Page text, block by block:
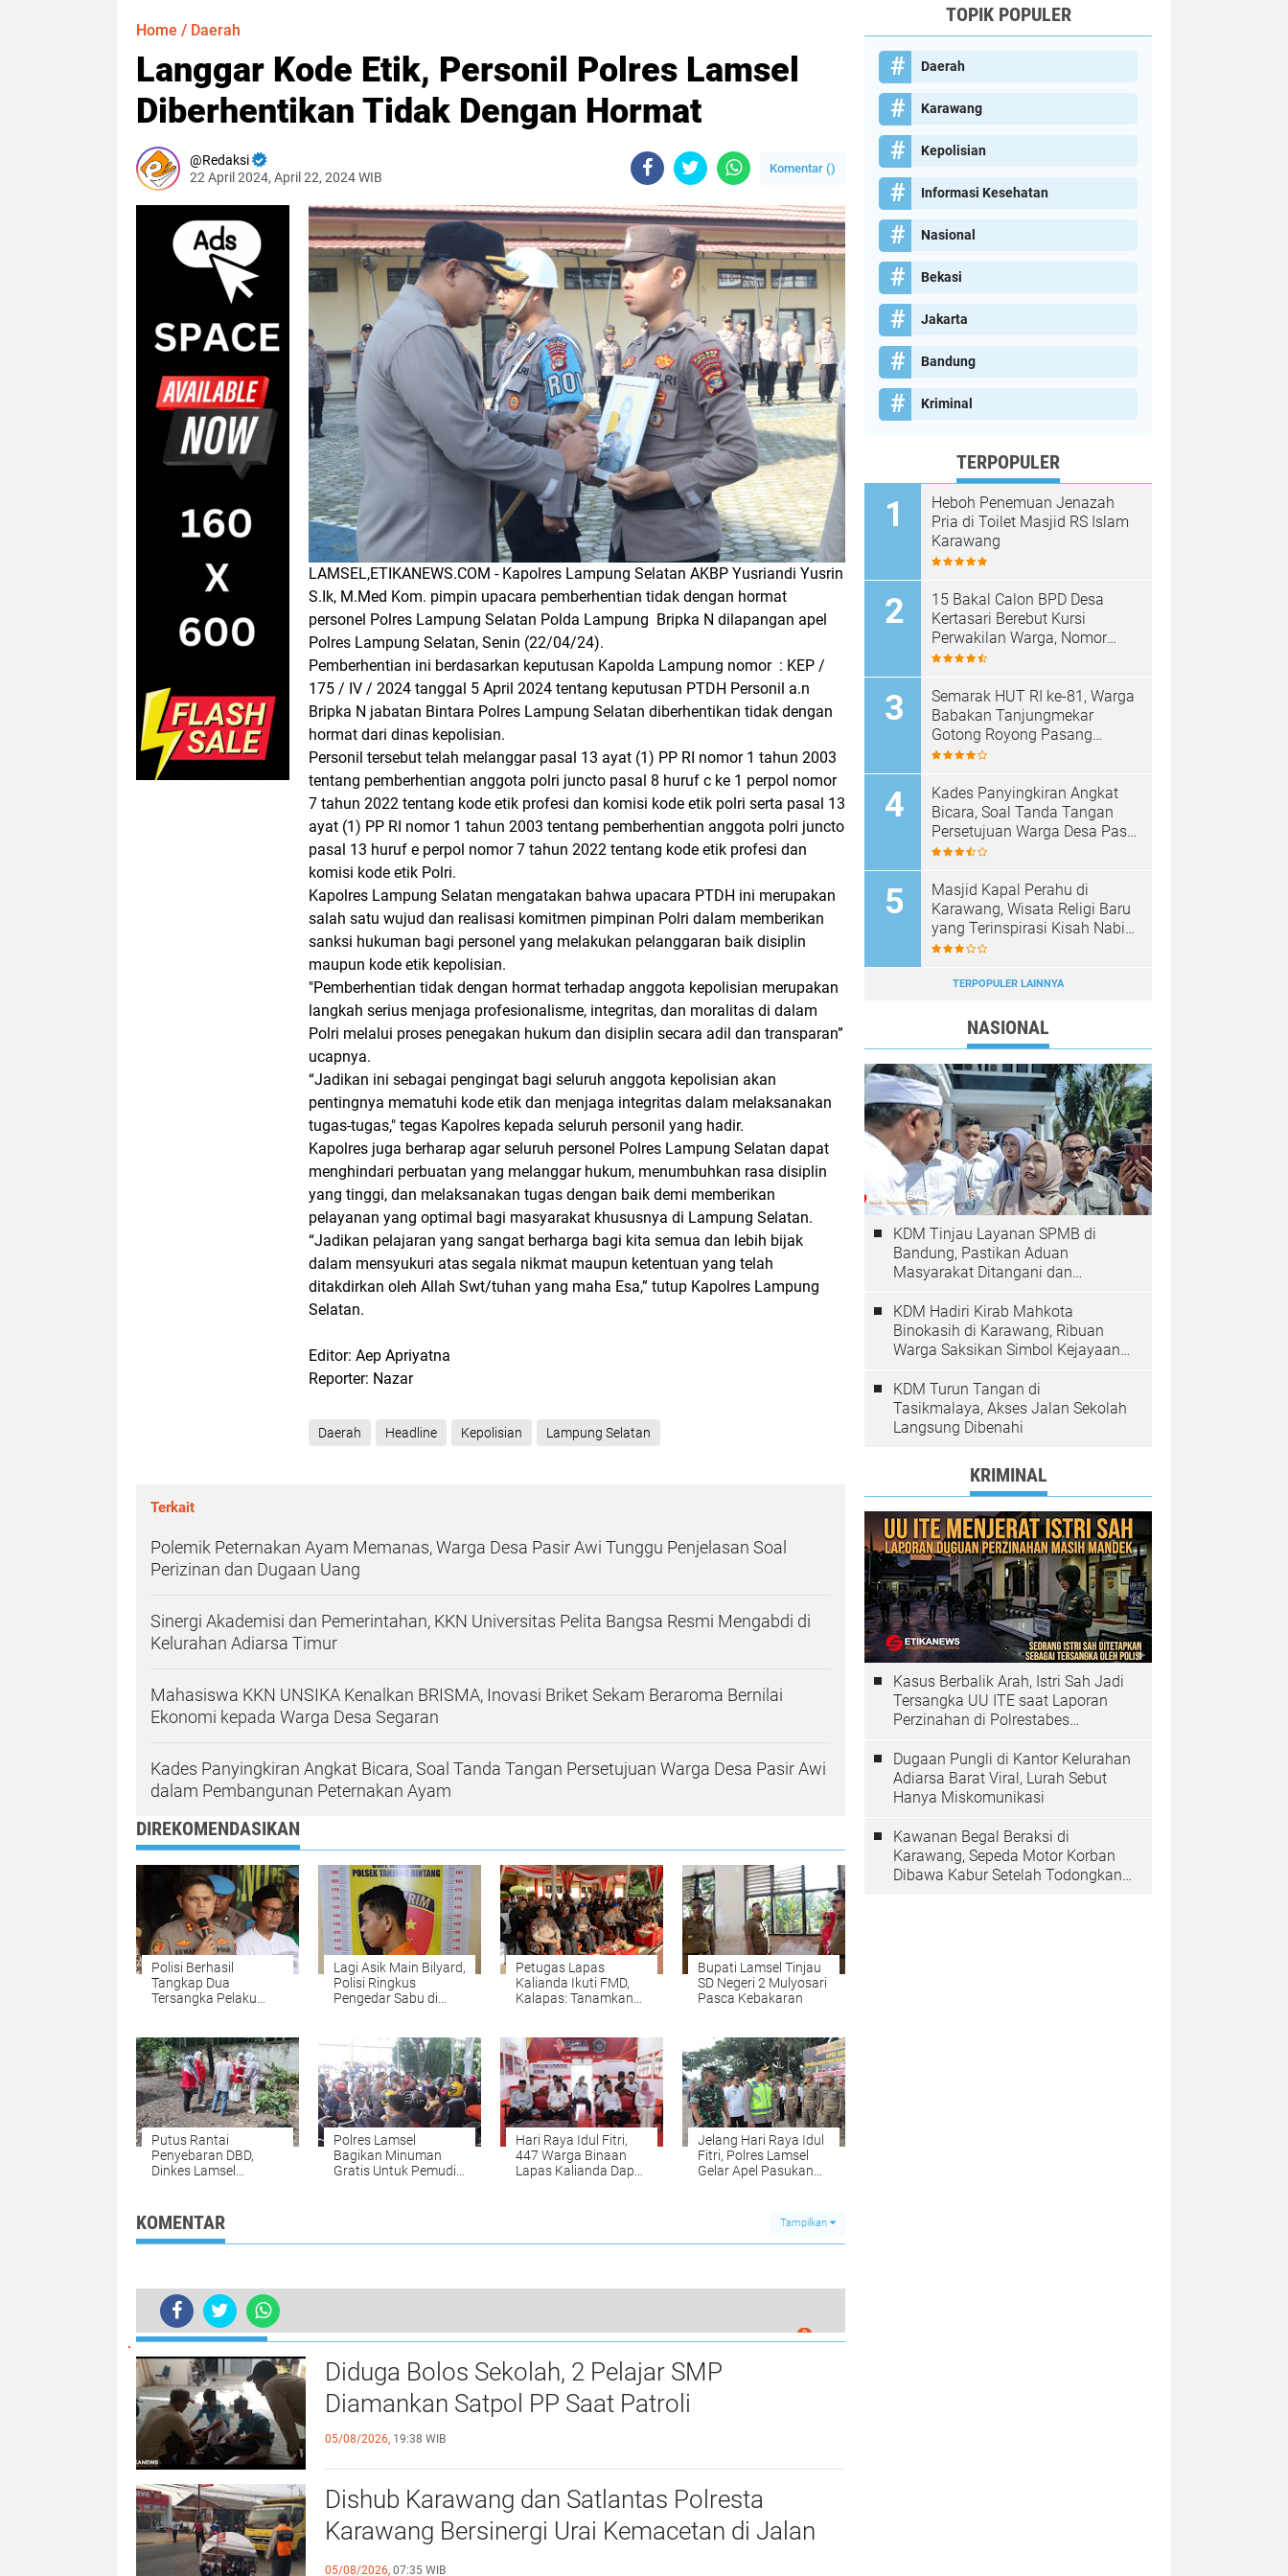
Home / Daerah
Langgar Kode Etik, Personil Polres Lamsel
Diberhentikan Tidak Dengan Hormat
Redaksi
22 April 2024, April 22, 2024 WIB
Komentar ()
LAMSEL,ETIKANEWS.COM - Kapolres Lampung Selatan AKBP Yusriandi Yusrin
S.Ik, M.Med Kom. pimpin upacara pemberhentian tidak dengan hormat
personel Polres Lampung Selatan Polda Lampung Bripka N dilapangan apel
Polres Lampung Selatan, Senin (22/04/24).
Pemberhentian ini berdasarkan keputusan Kapolda Lampung nomor : KEP /
175 / IV / 2024 tanggal 5 April 2024 tentang keputusan PTDH Personil a.n
Bripka N jabatan Bintara Polres Lampung Selatan diberhentikan tidak dengan
hormat dari dinas kepolisian.
Personil tersebut telah melanggar pasal 13 ayat (1) PP RI nomor 1 tahun 2003
tentang pemberhentian anggota polri juncto pasal 8 huruf c ke 1 perpol nomor
7 tahun 2022 tentang kode etik profesi dan komisi kode etik polri serta pasal 13
ayat (1) PP RI nomor 1 tahun 2003 tentang pemberhentian anggota polri juncto
pasal 13 huruf e perpol nomor 7 tahun 2022 tentang kode etik profesi dan
komisi kode etik Polri.
Kapolres Lampung Selatan mengatakan bahwa upacara PTDH ini merupakan
salah satu wujud dan realisasi komitmen pimpinan Polri dalam memberikan
sanksi hukuman bagi personel yang melakukan pelanggaran baik disiplin
maupun kode etik kepolisian.
"Pemberhentian tidak dengan hormat terhadap anggota kepolisian merupakan
langkah serius menjaga profesionalisme, integritas, dan moralitas di dalam
Polri melalui proses penegakan hukum dan disiplin secara adil dan transparan”
ucapnya.
“Jadikan ini sebagai pengingat bagi seluruh anggota kepolisian akan
pentingnya mematuhi kode etik dan menjaga integritas dalam melaksanakan
tugas-tugas," tegas Kapolres kepada seluruh personil yang hadir.
Kapolres juga berharap agar seluruh personel Polres Lampung Selatan dapat
menghindari perbuatan yang melanggar hukum, menumbuhkan rasa disiplin
yang tinggi, dan melaksanakan tugas dengan baik demi memberikan
pelayanan yang optimal bagi masyarakat khususnya di Lampung Selatan.
“Jadikan pelajaran yang sangat berharga bagi kita semua dan lebih bijak
dalam mensyukuri atas segala nikmat maupun ketentuan yang telah
ditakdirkan oleh Allah Swt/tuhan yang maha Esa,” tutup Kapolres Lampung
Selatan.
Editor: Aep Apriyatna
Reporter: Nazar
Daerah Headline Kepolisian Lampung Selatan
Terkait
Polemik Peternakan Ayam Memanas, Warga Desa Pasir Awi Tunggu Penjelasan Soal
Perizinan dan Dugaan Uang
Sinergi Akademisi dan Pemerintahan, KKN Universitas Pelita Bangsa Resmi Mengabdi di
Kelurahan Adiarsa Timur
Mahasiswa KKN UNSIKA Kenalkan BRISMA, Inovasi Briket Sekam Beraroma Bernilai
Ekonomi kepada Warga Desa Segaran
Kades Panyingkiran Angkat Bicara, Soal Tanda Tangan Persetujuan Warga Desa Pasir Awi
dalam Pembangunan Peternakan Ayam
DIREKOMENDASIKAN
Polisi Berhasil
Tangkap Dua
Tersangka Pelaku
Karawang
Lagi Asik Main Bilyard,
Polisi Ringkus
Pengedar Sabu di
Petugas Lapas
Kalianda Ikuti FMD,
Kalapas: Tanamkan
Bupati Lamsel Tinjau
SD Negeri 2 Mulyosari
Pasca Kebakaran
Putus Rantai
Penyebaran DBD,
Dinkes Lamsel
Polres Lamsel
Bagikan Minuman
Gratis Untuk Pemudik
Hari Raya Idul Fitri,
447 Warga Binaan
Lapas Kalianda Dapat
Jelang Hari Raya Idul
Fitri, Polres Lamsel
Gelar Apel Pasukan
KOMENTAR Tampilkan
Langgar Kode Etik, Personil Polres Lamsel Diberhentikan Tidak Dengan Hormat
0
BERITA LAINNYA
Diduga Bolos Sekolah, 2 Pelajar SMP
Diamankan Satpol PP Saat Patroli
05/08/2026, 19:38 WIB
Dishub Karawang dan Satlantas Polresta
Karawang Bersinergi Urai Kemacetan di Jalan
Syech Quro Palumbonsari
05/08/2026, 07:35 WIB
TOPIK POPULER
Daerah
Karawang
Kepolisian
Informasi Kesehatan
Nasional
Bekasi
Jakarta
Bandung
Kriminal
TERPOPULER
Heboh Penemuan Jenazah
Pria di Toilet Masjid RS Islam
Karawang
15 Bakal Calon BPD Desa
Kertasari Berebut Kursi
Perwakilan Warga, Nomor
Urut Resmi Diundi
Semarak HUT RI ke-81, Warga
Babakan Tanjungmekar
Gotong Royong Pasang
Umbul-Umbul Merah Putih
Kades Panyingkiran Angkat
Bicara, Soal Tanda Tangan
Persetujuan Warga Desa Pasir
Awi dalam Pembangunan
Masjid Kapal Perahu di
Karawang, Wisata Religi Baru
yang Terinspirasi Kisah Nabi
Nuh
TERPOPULER LAINNYA
NASIONAL
KDM Tinjau Layanan SPMB di
Bandung, Pastikan Aduan
Masyarakat Ditangani dan
KDM Hadiri Kirab Mahkota
Binokasih di Karawang, Ribuan
Warga Saksikan Simbol Kejayaan
KDM Turun Tangan di
Tasikmalaya, Akses Jalan Sekolah
Langsung Dibenahi
KRIMINAL
Kasus Berbalik Arah, Istri Sah Jadi
Tersangka UU ITE saat Laporan
Perzinahan di Polrestabes
Dugaan Pungli di Kantor Kelurahan
Adiarsa Barat Viral, Lurah Sebut
Hanya Miskomunikasi
Kawanan Begal Beraksi di
Karawang, Sepeda Motor Korban
Dibawa Kabur Setelah Todongkan